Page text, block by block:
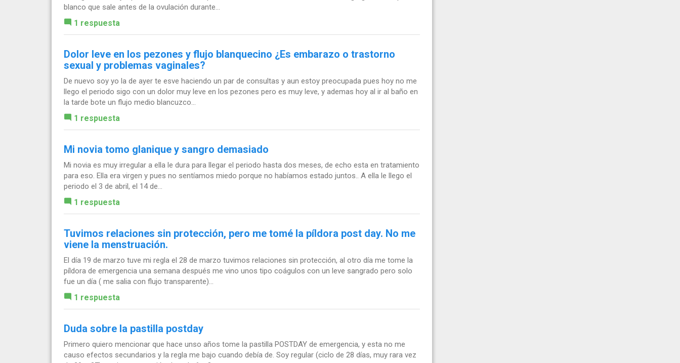
blanco que sale antes de la ovulación durante...
1 respuesta
Dolor leve en los pezones y flujo blanquecino ¿Es embarazo o trastorno
sexual y problemas vaginales?
De nuevo soy yo la de ayer te esve haciendo un par de consultas y aun estoy preocupada pues hoy no me
llego el periodo sigo con un dolor muy leve en los pezones pero es muy leve, y ademas hoy al ir al baño en
la tarde bote un flujo medio blancuzco...
1 respuesta
Mi novia tomo glanique y sangro demasiado
Mi novia es muy irregular a ella le dura para llegar el periodo hasta dos meses, de echo esta en tratamiento
para eso. Ella era virgen y pues no sentíamos miedo porque no habíamos estado juntos.. A ella le llego el
periodo el 3 de abril, el 14 de...
1 respuesta
Tuvimos relaciones sin protección, pero me tomé la píldora post day. No me
viene la menstruación.
El día 19 de marzo tuve mi regla el 28 de marzo tuvimos relaciones sin protección, al otro día me tome la
píldora de emergencia una semana después me vino unos tipo coágulos con un leve sangrado pero solo
fue un día ( me salia con flujo transparente)...
1 respuesta
Duda sobre la pastilla postday
Primero quiero mencionar que hace unso años tome la pastilla POSTDAY de emergencia, y esta no me
causo efectos secundarios y la regla me bajo cuando debía de. Soy regular (ciclo de 28 días, muy rara vez